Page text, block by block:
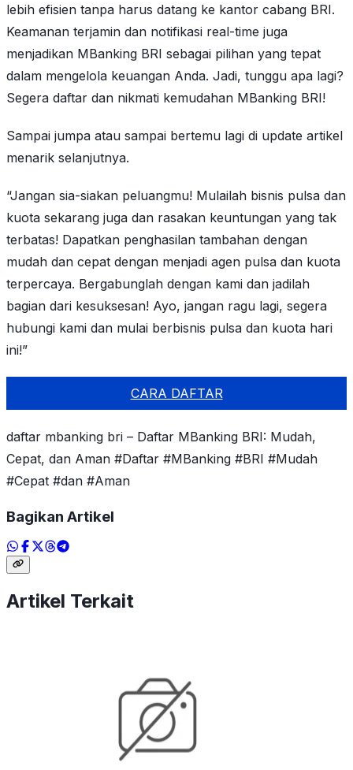
lebih efisien tanpa harus datang ke kantor cabang BRI.
Keamanan terjamin dan notifikasi real-time juga
menjadikan MBanking BRI sebagai pilihan yang tepat
dalam mengelola keuangan Anda. Jadi, tunggu apa lagi?
Segera daftar dan nikmati kemudahan MBanking BRI!
Sampai jumpa atau sampai bertemu lagi di update artikel
menarik selanjutnya.
“Jangan sia-siakan peluangmu! Mulailah bisnis pulsa dan
kuota sekarang juga dan rasakan keuntungan yang tak
terbatas! Dapatkan penghasilan tambahan dengan
mudah dan cepat dengan menjadi agen pulsa dan kuota
terpercaya. Bergabunglah dengan kami dan jadilah
bagian dari kesuksesan! Ayo, jangan ragu lagi, segera
hubungi kami dan mulai berbisnis pulsa dan kuota hari
ini!”
CARA DAFTAR
daftar mbanking bri – Daftar MBanking BRI: Mudah,
Cepat, dan Aman #Daftar #MBanking #BRI #Mudah
#Cepat #dan #Aman
Bagikan Artikel
Artikel Terkait